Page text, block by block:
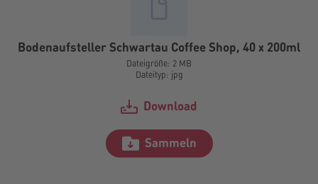
Bodenaufsteller Schwartau Coffee Shop, 40 x 200ml
Dateigröße: 2 MB
Dateityp: jpg
Download
Sammeln